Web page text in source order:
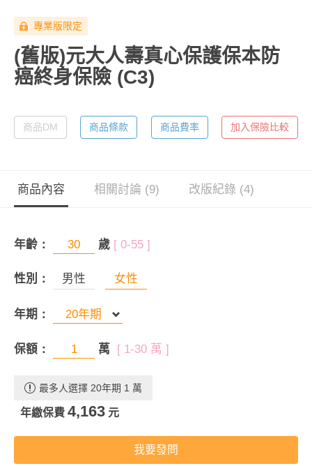
專業版限定
(舊版)元大人壽真心保護保本防
癌終身保險 (C3)
商品DM 商品條款 商品費率 加入保險比較
商品內容 相關討論 (9) 改版紀錄 (4)
年齡： 歲 [ 0-55 ]
性別： 男性 女性
年期：
保額： 萬 [ 1-30 萬 ]
最多人選擇 20年期 1 萬
年繳保費 4,163 元
我要發問